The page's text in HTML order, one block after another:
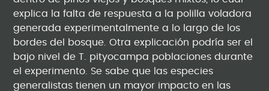
explica la falta de respuesta a la polilla voladora
generada experimentalmente a lo largo de los
bordes del bosque. Otra explicación podría ser el
bajo nivel de T. pityocampa poblaciones durante
el experimento. Se sabe que las especies
generalistas tienen un mayor impacto en las